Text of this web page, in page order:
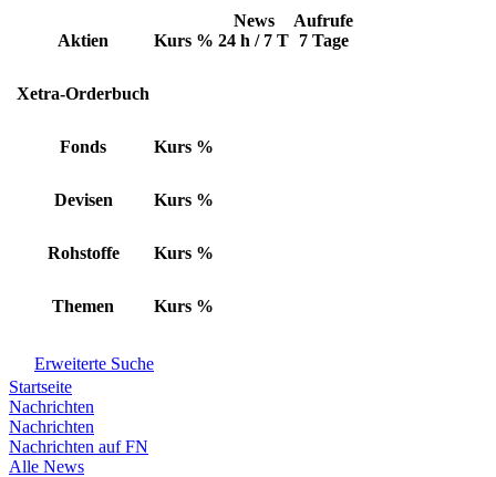
Aktien Kurs %
News
24 h / 7 T
Aufrufe
7 Tage
Xetra-Orderbuch
Fonds Kurs %
Devisen Kurs %
Rohstoffe Kurs %
Themen Kurs %
Erweiterte Suche
Startseite
Nachrichten
Nachrichten
Nachrichten auf FN
Alle News